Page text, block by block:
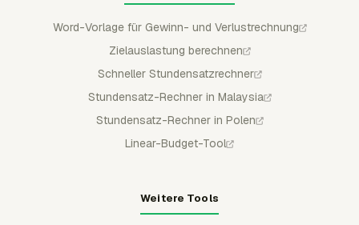
Word-Vorlage für Gewinn- und Verlustrechnung
Zielauslastung berechnen
Schneller Stundensatzrechner
Stundensatz-Rechner in Malaysia
Stundensatz-Rechner in Polen
Linear-Budget-Tool
Weitere Tools